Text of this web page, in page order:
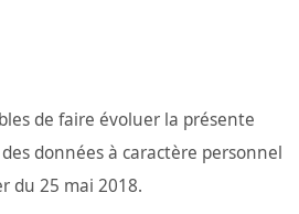
de faire évoluer la présente
données à caractère personnel
du 25 mai 2018.